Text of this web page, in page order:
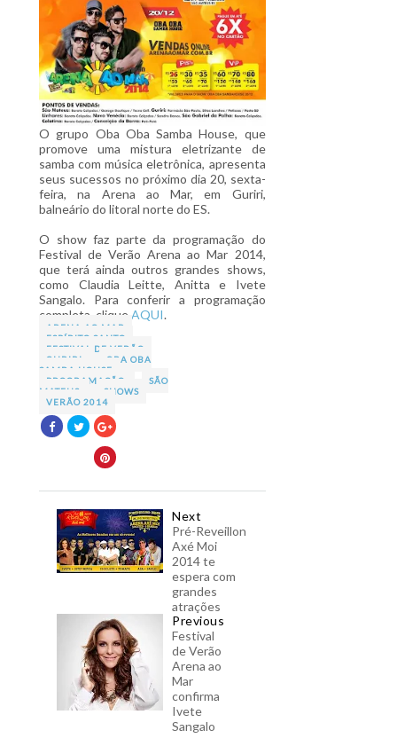
O grupo Oba Oba Samba House, que
promove uma mistura eletrizante de
samba com música eletrônica, apresenta
seus sucessos no próximo dia 20, sexta-
feira, na Arena ao Mar, em Guriri,
balneário do litoral norte do ES.
O show faz parte da programação do
Festival de Verão Arena ao Mar 2014,
que terá ainda outros grandes shows,
como Claudia Leitte, Anitta e Ivete
Sangalo. Para conferir a programação
completa, clique AQUI.
ARENA AO MAR
ESPÍRITO SANTO
FESTIVAL DE VERÃO
GURIRI
OBA OBA
SAMBA HOUSE
PROGRAMAÇÃO
SÃO
MATEUS
SHOWS
VERÃO 2014
Next
Pré-Reveillon
Axé Moi
2014 te
espera com
grandes
atrações
Previous
Festival
de Verão
Arena ao
Mar
confirma
Ivete
Sangalo